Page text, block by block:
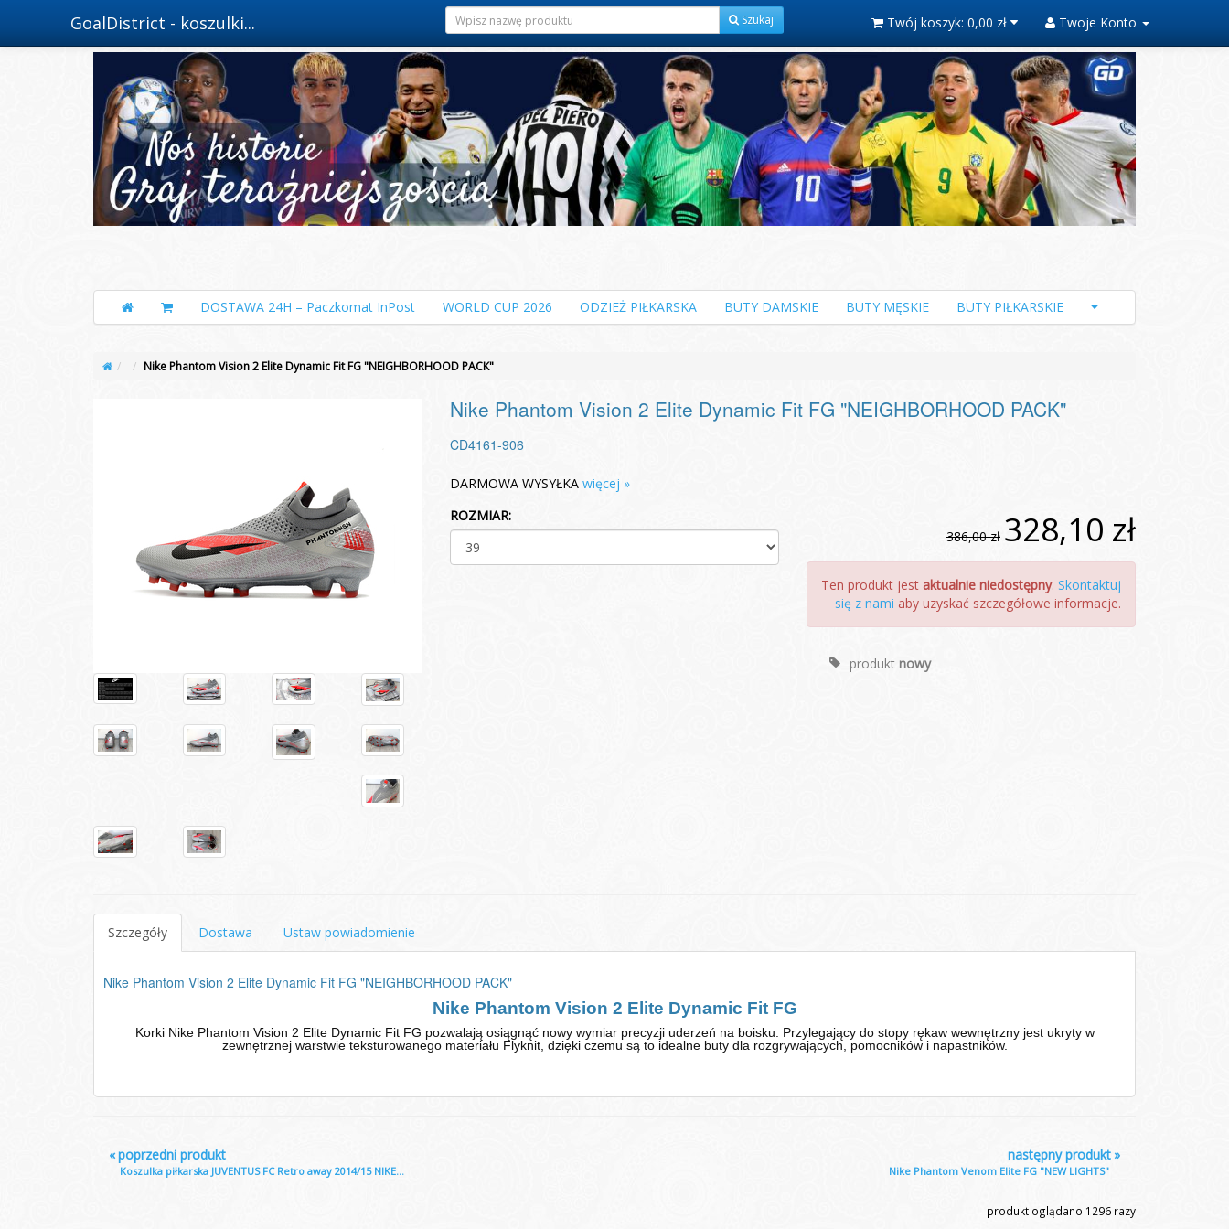
GoalDistrict - koszulki... Szukaj Twój koszyk: 0,00 zł Twoje Konto
DOSTAWA 24H – Paczkomat InPost WORLD CUP 2026 ODZIEŻ PIŁKARSKA BUTY DAMSKIE BUTY MĘSKIE BUTY PIŁKARSKIE
Nike Phantom Vision 2 Elite Dynamic Fit FG "NEIGHBORHOOD PACK"
Nike Phantom Vision 2 Elite Dynamic Fit FG "NEIGHBORHOOD PACK"
CD4161-906
DARMOWA WYSYŁKA więcej »
ROZMIAR:
386,00 zł 328,10 zł
Ten produkt jest aktualnie niedostępny. Skontaktuj
się z nami aby uzyskać szczegółowe informacje.
produkt nowy
Szczegóły Dostawa Ustaw powiadomienie
Nike Phantom Vision 2 Elite Dynamic Fit FG "NEIGHBORHOOD PACK"
Nike Phantom Vision 2 Elite Dynamic Fit FG
Korki Nike Phantom Vision 2 Elite Dynamic Fit FG pozwalają osiągnąć nowy wymiar precyzji uderzeń na boisku. Przylegający do stopy rękaw wewnętrzny jest ukryty w
zewnętrznej warstwie teksturowanego materiału Flyknit, dzięki czemu są to idealne buty dla rozgrywających, pomocników i napastników.
«poprzedni produkt
Koszulka piłkarska JUVENTUS FC Retro away 2014/15 NIKE...
»
następny produkt
Nike Phantom Venom Elite FG "NEW LIGHTS"
produkt oglądano 1296 razy